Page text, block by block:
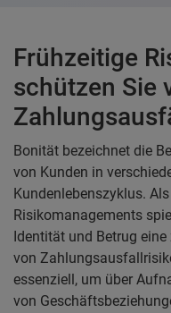
Frühzeitige
schützen Sie
Bonität bezeichnet die
von Kunden in
Kundenlebenszyklus.
Risikomanagements
Identität und Betrug
von
essenziell, um über
von